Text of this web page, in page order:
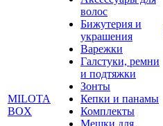
MILOTA
BOX
волос
Бижутерия и
украшения
Варежки
Галстуки, ремни
и подтяжки
Зонты
Кепки и панамы
Комплекты
Мешки для